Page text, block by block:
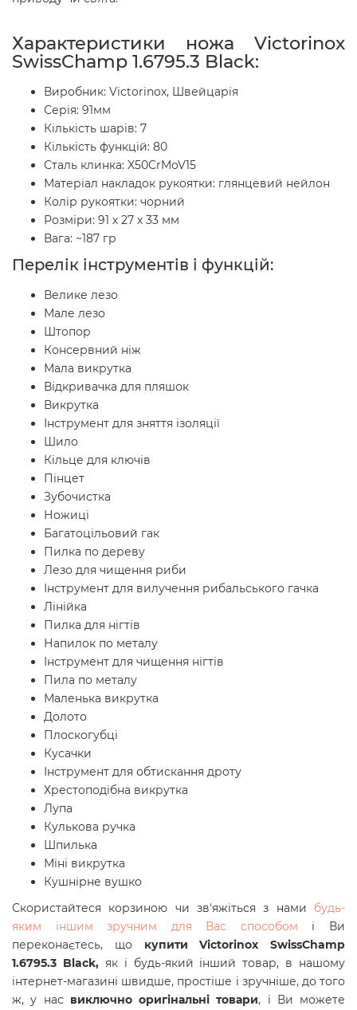
Характеристики ножа Victorinox
SwissChamp 1.6795.3 Black:
Виробник: Victorinox, Швейцарія
Серія: 91мм
Кількість шарів: 7
Кількість функцій: 80
Сталь клинка: X50CrMoV15
Матеріал накладок рукоятки: глянцевий нейлон
Колір рукоятки: чорний
Розміри: 91 х 27 х 33 мм
Вага: ~187 гр
Перелік інструментів і функцій:
Велике лезо
Мале лезо
Штопор
Консервний ніж
Мала викрутка
Відкривачка для пляшок
Викрутка
Інструмент для зняття ізоляції
Шило
Кільце для ключів
Пінцет
Зубочистка
Ножиці
Багатоцільовий гак
Пилка по дереву
Лезо для чищення риби
Інструмент для вилучення рибальського гачка
Лінійка
Пилка для нігтів
Напилок по металу
Інструмент для чищення нігтів
Пила по металу
Маленька викрутка
Долото
Плоскогубці
Кусачки
Інструмент для обтискання дроту
Хрестоподібна викрутка
Лупа
Кулькова ручка
Шпилька
Міні викрутка
Кушнірне вушко
Скористайтеся корзиною чи зв'яжіться з нами будь-
яким іншим зручним для Вас способом і Ви
переконаєтесь, що купити Victorinox SwissChamp
1.6795.3 Black, як і будь-який інший товар, в нашому
інтернет-магазині швидше, простіше і зручніше, до того
ж, у нас виключно оригінальні товари, і Ви можете